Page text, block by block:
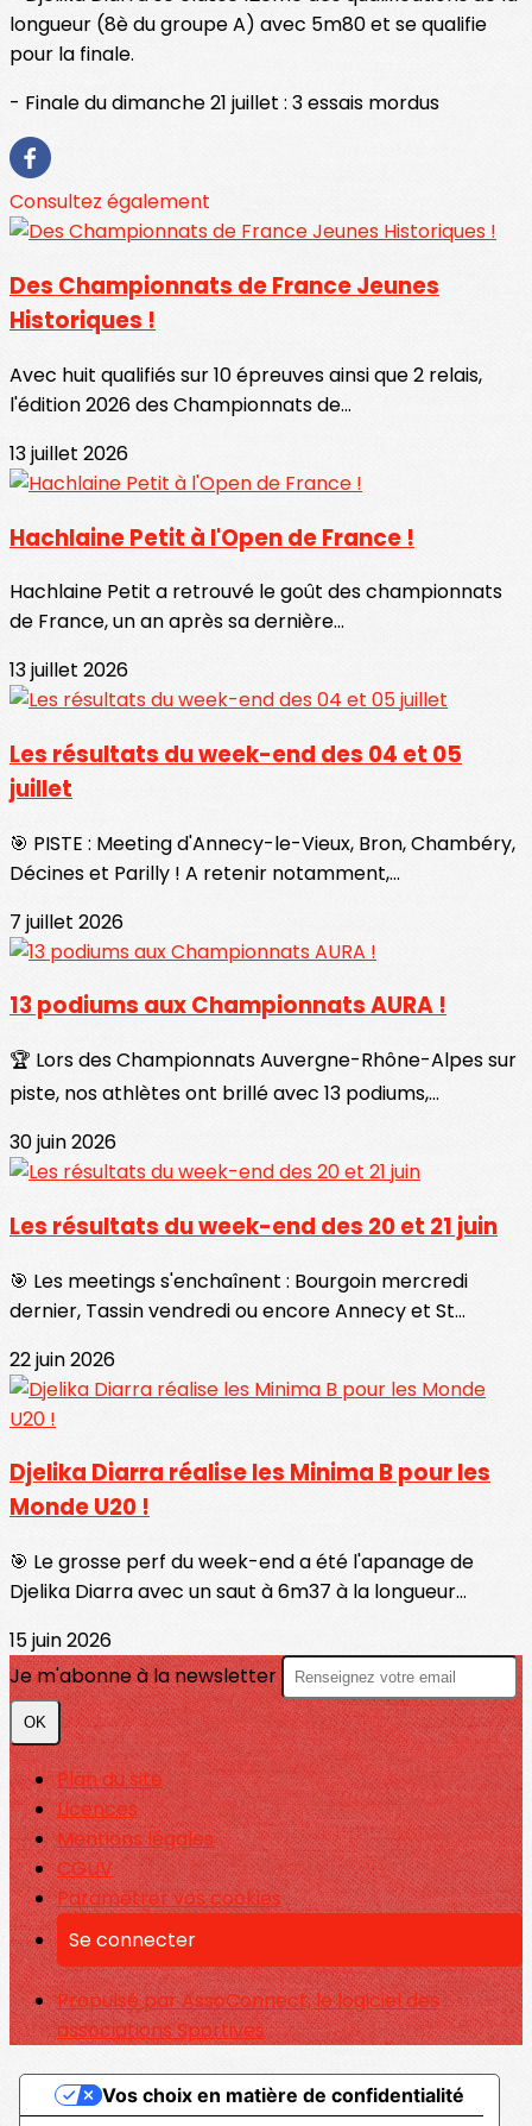
longueur (8è du groupe A) avec 5m80 et se qualifie
pour la finale.
- Finale du dimanche 21 juillet : 3 essais mordus
Consultez également
Des Championnats de France Jeunes
Historiques !
Avec huit qualifiés sur 10 épreuves ainsi que 2 relais,
l'édition 2026 des Championnats de...
13 juillet 2026
Hachlaine Petit à l'Open de France !
Hachlaine Petit a retrouvé le goût des championnats
de France, un an après sa dernière...
13 juillet 2026
Les résultats du week-end des 04 et 05
juillet
🎯 PISTE : Meeting d'Annecy-le-Vieux, Bron, Chambéry,
Décines et Parilly ! A retenir notamment,...
7 juillet 2026
13 podiums aux Championnats AURA !
🏆 Lors des Championnats Auvergne-Rhône-Alpes sur
piste, nos athlètes ont brillé avec 13 podiums,...
30 juin 2026
Les résultats du week-end des 20 et 21 juin
🎯 Les meetings s'enchaînent : Bourgoin mercredi
dernier, Tassin vendredi ou encore Annecy et St...
22 juin 2026
Djelika Diarra réalise les Minima B pour les
Monde U20 !
🎯 Le grosse perf du week-end a été l'apanage de
Djelika Diarra avec un saut à 6m37 à la longueur...
15 juin 2026
Je m'abonne à la newsletter
OK
Plan du site
Licences
Mentions légales
CGUV
Paramétrer vos cookies
Se connecter
Propulsé par AssoConnect, le logiciel des
associations Sportives
Vos choix en matière de confidentialité